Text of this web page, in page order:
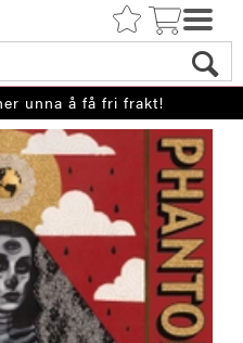
unna å få fri frakt!